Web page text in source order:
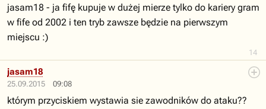
14
jasam18 - ja fifę kupuje w dużej mierze tylko do kariery gram
w fife od 2002 i ten tryb zawsze będzie na pierwszym
miejscu :)
25.09.2015 09:08
jasam18
którym przyciskiem wystawia sie zawodników do ataku??